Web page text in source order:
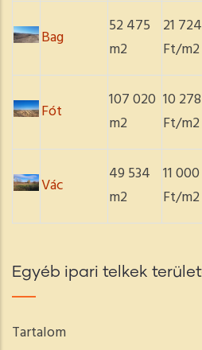
Bag
52 475
m2
21 724
Ft/m2
Fót
107 020
m2
10 278
Ft/m2
Vác
49 534
m2
11 000
Ft/m2
Egyéb ipari telkek
Tartalom